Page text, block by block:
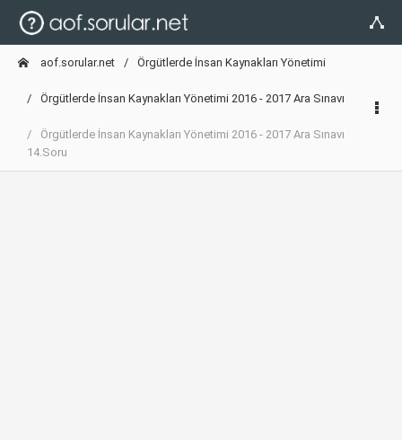
aof.sorular.net Örgütlerde İnsan Kaynakları Yönetimi
Örgütlerde İnsan Kaynakları Yönetimi 2016 - 2017 Ara Sınavı
Örgütlerde İnsan Kaynakları Yönetimi 2016 - 2017 Ara Sınavı
14.Soru